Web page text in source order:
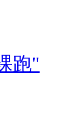
跑"